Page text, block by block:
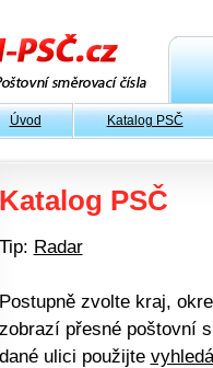
Úvod Katalog PSČ
Katalog PSČ
Tip: Radar
Postupně zvolte kraj,
zobrazí přesné poštovní
dané ulici použijte